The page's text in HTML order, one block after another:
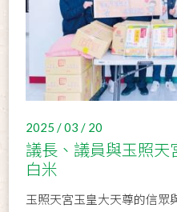
2025 / 03 / 20
議長、議員與玉照
白米
玉照天宮玉皇大天尊的信眾